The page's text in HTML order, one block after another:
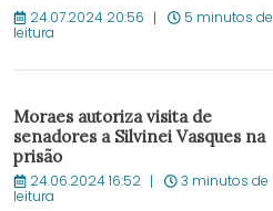
24.07.2024 20:56 5 minutos de
leitura
Moraes autoriza visita de
senadores a Silvinei Vasques na
prisão
24.06.2024 16:52 3 minutos de
leitura